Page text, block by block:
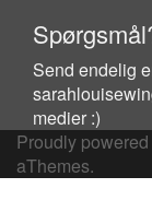
Send endelig
medier :)
Proudly
aThemes.